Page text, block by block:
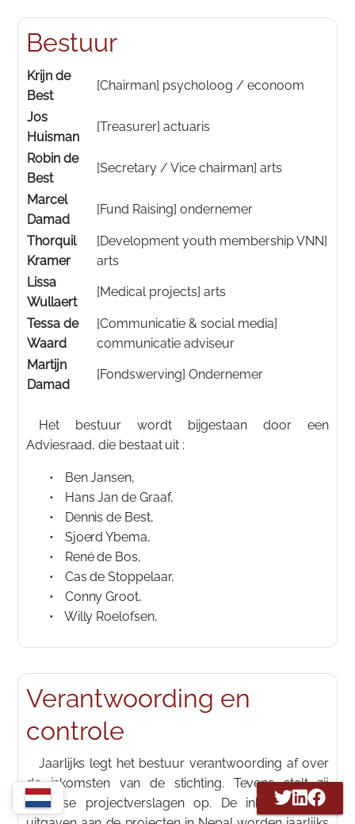
Bestuur
NaamFunctie
Krijn de
Best
[Chairman] psycholoog / econoom
Jos
Huisman
[Treasurer] actuaris
Robin de
Best
[Secretary / Vice chairman] arts
Marcel
Damad
[Fund Raising] ondernemer
Thorquil
Kramer
[Development youth membership VNN]
arts
Lissa
Wullaert
[Medical projects] arts
Tessa de
Waard
[Communicatie & social media]
communicatie adviseur
Martijn
Damad
[Fondswerving] Ondernemer
Het bestuur wordt bijgestaan door een
Adviesraad, die bestaat uit :
Ben Jansen,
Hans Jan de Graaf,
Dennis de Best,
Sjoerd Ybema,
René de Bos,
Cas de Stoppelaar,
Conny Groot,
Willy Roelofsen,
Verantwoording en
controle
Jaarlijks legt het bestuur verantwoording af over
de inkomsten van de stichting. Tevens stelt zij
jaarlijkse projectverslagen op. De inkomsten en